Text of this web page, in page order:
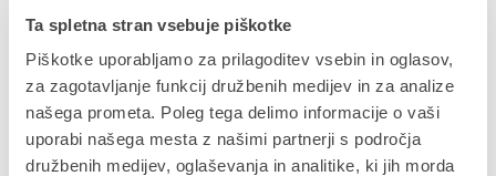
Ta spletna stran vsebuje piškotke
Piškotke uporabljamo za prilagoditev vsebin in oglasov,
za zagotavljanje funkcij družbenih medijev in za analize
našega prometa. Poleg tega delimo informacije o vaši
uporabi našega mesta z našimi partnerji s področja
družbenih medijev, oglaševanja in analitike, ki jih morda
implementaciji.
Znanja, ki jih osvojite na Copilot delavnici:
Kaj je Microsoft Copilot
Uporaba Copilota v M365 okolju